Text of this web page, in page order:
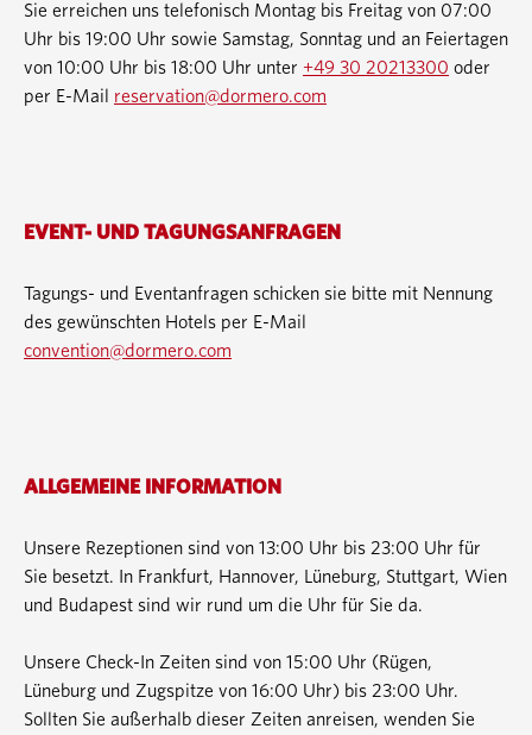
Sie erreichen uns telefonisch Montag bis Freitag von 07:00
Uhr bis 19:00 Uhr sowie Samstag, Sonntag und an Feiertagen
von 10:00 Uhr bis 18:00 Uhr unter +49 30 20213300 oder
per E-Mail reservation@dormero.com
EVENT- UND TAGUNGSANFRAGEN
Tagungs- und Eventanfragen schicken sie bitte mit Nennung
des gewünschten Hotels per E-Mail
convention@dormero.com
ALLGEMEINE INFORMATION
Unsere Rezeptionen sind von 13:00 Uhr bis 23:00 Uhr für
Sie besetzt. In Frankfurt, Hannover, Lüneburg, Stuttgart, Wien
und Budapest sind wir rund um die Uhr für Sie da.
Unsere Check-In Zeiten sind von 15:00 Uhr (Rügen,
Lüneburg und Zugspitze von 16:00 Uhr) bis 23:00 Uhr.
Sollten Sie außerhalb dieser Zeiten anreisen, wenden Sie